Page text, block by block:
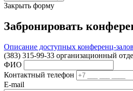
Закрыть форму
Забронировать
Описание доступных конференц-залов
(383) 315-99-33 организационный
ФИО
Контактный телефон
E-mail